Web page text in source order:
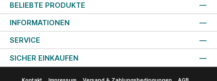
BELIEBTE PRODUKTE
INFORMATIONEN
SERVICE
SICHER EINKAUFEN